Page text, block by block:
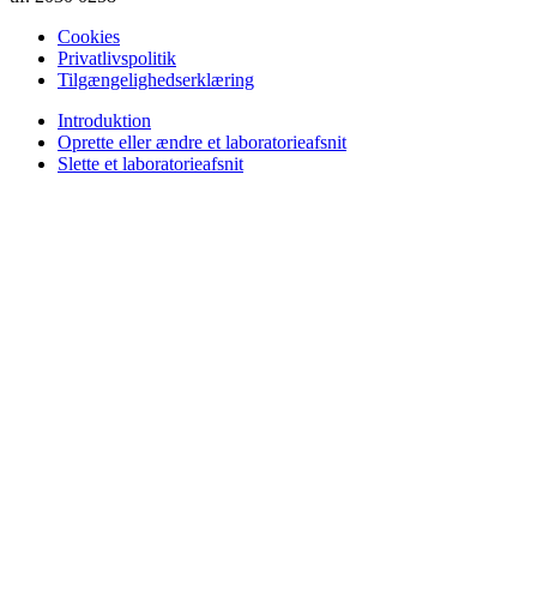
Cookies
Privatlivspolitik
Tilgængelighedserklæring
Introduktion
Oprette eller ændre et laboratorieafsnit
Slette et laboratorieafsnit